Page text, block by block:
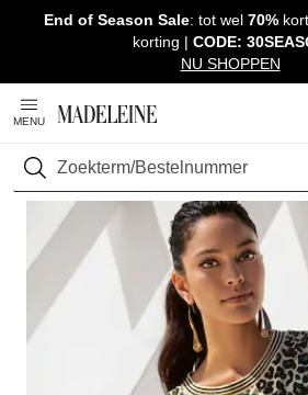
Navigatie overslaan, direct naar
End of Season Sale: tot wel70%
korting | CODE:
NU SHOPPEN
MENU
Zoeken
Thuis Kleding Shirts & Tops